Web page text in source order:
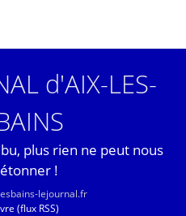
d'AIX-LES-
plus rien ne peut nous
étonner !
lejournal.fr
(flux RSS)